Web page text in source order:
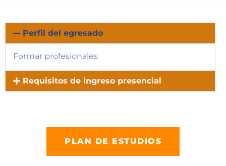
Perfil del egresado
Formar profesionales
Requisitos de ingreso presencial
PLAN DE ESTUDIOS